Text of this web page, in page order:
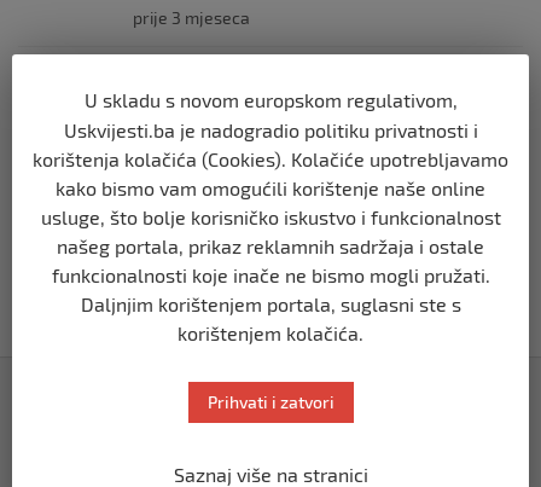
prije 3 mjeseca
Demantij Federalnog ministarstva
unutrašnjih poslova
prije 5 mjeseci
BIH
Akcija SIPA-e: Pretresaju se stambeni i
pomoćni objekti
prije 5 mjeseci
U skladu s novom europskom regulativom,
Uskvijesti.ba je nadogradio politiku privatnosti i
korištenja kolačića (Cookies). Kolačiće upotrebljavamo
kako bismo vam omogućili korištenje naše online
usluge, što bolje korisničko iskustvo i funkcionalnost
našeg portala, prikaz reklamnih sadržaja i ostale
funkcionalnosti koje inače ne bismo mogli pružati.
Daljnjim korištenjem portala, suglasni ste s
korištenjem kolačića.
Prihvati i zatvori
Saznaj više na stranici